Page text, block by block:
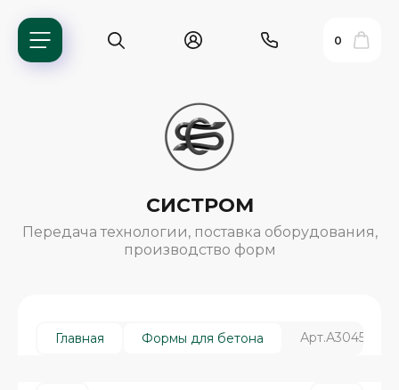
0
СИСТРОМ
Передача технологии, поставка оборудования,
производство форм
Главная Формы для бетона Арт.А3045/3,